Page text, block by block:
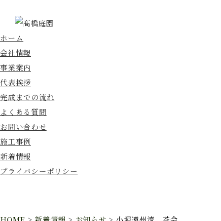
ホーム
会社情報
事業案内
代表挨拶
完成までの流れ
よくある質問
お問い合わせ
施工事例
新着情報
プライバシーポリシー